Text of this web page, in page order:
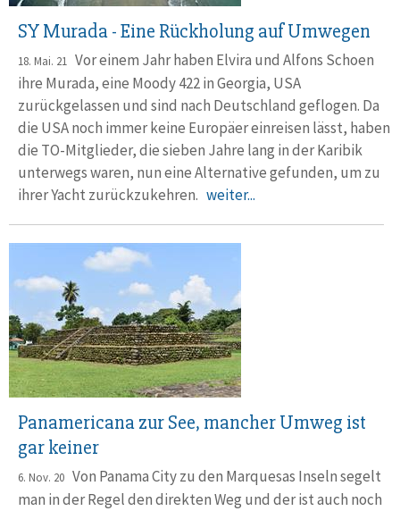
SY Murada - Eine Rückholung auf Umwegen
18. Mai. 21 Vor einem Jahr haben Elvira und Alfons Schoen
ihre Murada, eine Moody 422 in Georgia, USA
zurückgelassen und sind nach Deutschland geflogen. Da
die USA noch immer keine Europäer einreisen lässt, haben
die TO-Mitglieder, die sieben Jahre lang in der Karibik
unterwegs waren, nun eine Alternative gefunden, um zu
ihrer Yacht zurückzukehren. weiter...
Panamericana zur See, mancher Umweg ist
gar keiner
6. Nov. 20 Von Panama City zu den Marquesas Inseln segelt
man in der Regel den direkten Weg und der ist auch noch